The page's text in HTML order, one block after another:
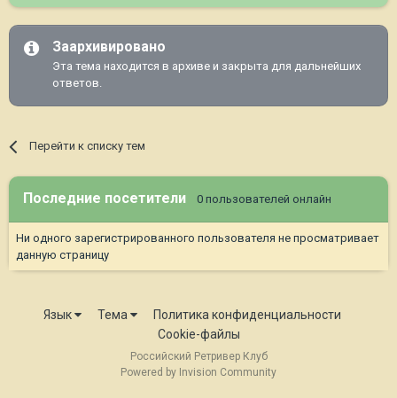
Заархивировано
Эта тема находится в архиве и закрыта для дальнейших
ответов.
Перейти к списку тем
Последние посетители 0 пользователей онлайн
Ни одного зарегистрированного пользователя не просматривает
данную страницу
Язык Тема
Политика конфиденциальности
Cookie-файлы
Российский Ретривер Клуб
Powered by Invision Community